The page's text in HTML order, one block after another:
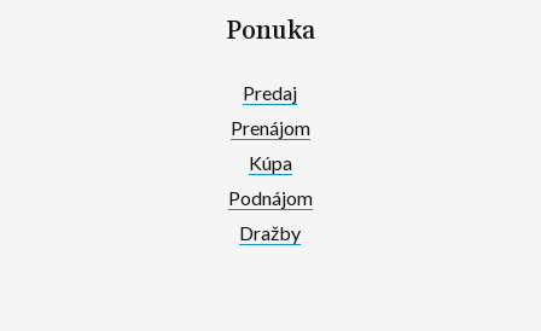
Ponuka
Predaj
Prenájom
Kúpa
Podnájom
Dražby